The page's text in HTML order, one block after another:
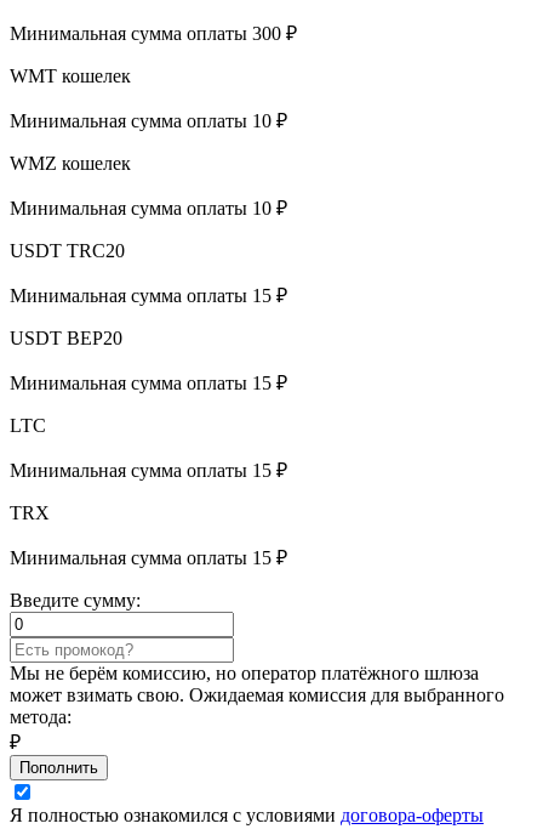
Минимальная сумма оплаты 300 ₽
WMT кошелек
Минимальная сумма оплаты 10 ₽
WMZ кошелек
Минимальная сумма оплаты 10 ₽
USDT TRC20
Минимальная сумма оплаты 15 ₽
USDT BEP20
Минимальная сумма оплаты 15 ₽
LTC
Минимальная сумма оплаты 15 ₽
TRX
Минимальная сумма оплаты 15 ₽
Введите сумму:
Мы не берём комиссию, но оператор платёжного шлюза
может взимать свою. Ожидаемая комиссия для выбранного
метода:
₽
Пополнить
Я полностью ознакомился с условиями договора-оферты